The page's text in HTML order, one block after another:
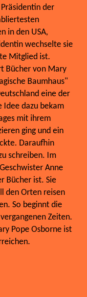
der
in den USA,
wechselte sie
Mitglied ist.
Bücher von Mary
Baumhaus"
eine der
Idee dazu bekam
mit ihrem
ging und ein
Daraufhin
schreiben. Im
Anne
Bücher ist. Sie
den Orten reisen
So beginnt die
Zeiten.
Pope Osborne ist